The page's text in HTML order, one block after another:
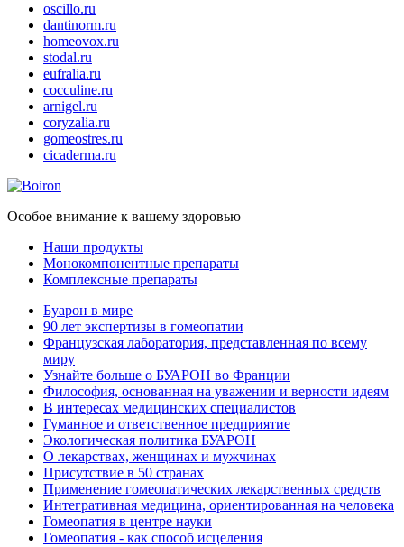
oscillo.ru
dantinorm.ru
homeovox.ru
stodal.ru
eufralia.ru
cocculine.ru
arnigel.ru
coryzalia.ru
gomeostres.ru
cicaderma.ru
Особое внимание к вашему здоровью
Наши продукты
Монокомпонентные препараты
Комплексные препараты
Буарон в мире
90 лет экспертизы в гомеопатии
Французская лаборатория, представленная по всему
миру
Узнайте больше о БУАРОН во Франции
Философия, основанная на уважении и верности идеям
В интересах медицинских специалистов
Гуманное и ответственное предприятие
Экологическая политика БУАРОН
О лекарствах, женщинах и мужчинах
Присутствие в 50 странах
Применение гомеопатических лекарственных средств
Интегративная медицина, ориентированная на человека
Гомеопатия в центре науки
Гомеопатия - как способ исцеления